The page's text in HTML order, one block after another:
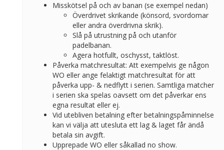
Misskötsel på och av banan (se exempel nedan)
Överdrivet skrikande (könsord, svordomar
eller andra överdrivna skrik).
Slå på utrustning på och utanför
padelbanan.
Agera hotfullt, oschysst, taktlöst.
Påverka matchresultat: Att exempelvis ge någon
WO eller ange felaktigt matchresultat för att
påverka upp- & nedflytt i serien. Samtliga matcher
i serien ska spelas oavsett om det påverkar ens
egna resultat eller ej.
Vid utebliven betalning efter betalningspåminnelse
kan vi välja att utesluta ett lag & laget får ändå
betala sin avgift.
Upprepade WO eller såkallad no show.